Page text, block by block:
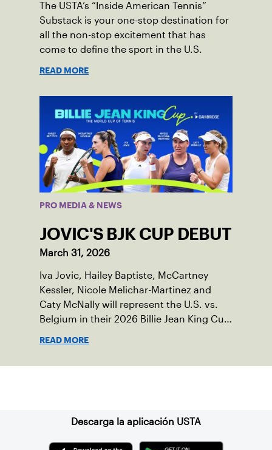
The USTA’s “Inside American Tennis”
Substack is your one-stop destination for
all the non-stop excitement that has
come to define the sport in the U.S.
READ MORE
PRO MEDIA & NEWS
JOVIC'S BJK CUP DEBUT
March 31, 2026
Iva Jovic, Hailey Baptiste, McCartney
Kessler, Nicole Melichar-Martinez and
Caty McNally will represent the U.S. vs.
Belgium in their 2026 Billie Jean King Cup
READ MORE
Descarga la aplicación USTA